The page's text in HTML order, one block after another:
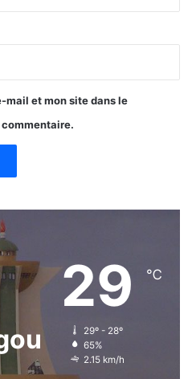
mail et mon site dans le
29 ℃
29º - 28º
65%
2.15 km/h